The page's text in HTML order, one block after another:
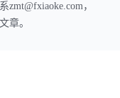
，
章。